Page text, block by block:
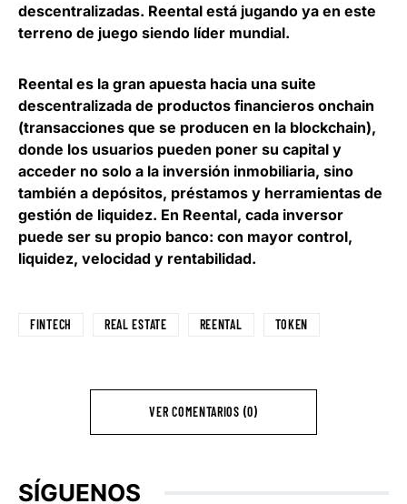
descentralizadas. Reental está jugando ya en este
terreno de juego siendo líder mundial.
Reental es la gran apuesta hacia una suite
descentralizada de productos financieros onchain
(transacciones que se producen en la blockchain),
donde los usuarios pueden poner su capital y
acceder no solo a la inversión inmobiliaria, sino
también a depósitos, préstamos y herramientas de
gestión de liquidez. En Reental, cada inversor
puede ser su propio banco: con mayor control,
liquidez, velocidad y rentabilidad.
FINTECH REAL ESTATE REENTAL TOKEN
VER COMENTARIOS (0)
SÍGUENOS